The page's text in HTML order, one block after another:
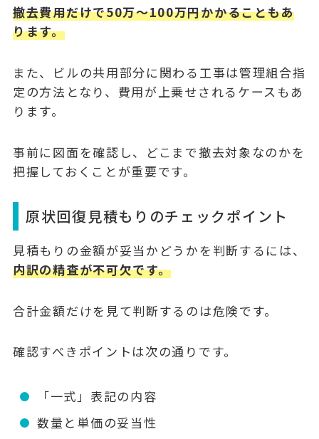
撤去費用だけで50万〜100万円かかることもあ
ります。
また、ビルの共用部分に関わる工事は管理組合指
定の方法となり、費用が上乗せされるケースもあ
ります。
事前に図面を確認し、どこまで撤去対象なのかを
把握しておくことが重要です。
原状回復見積もりのチェックポイント
見積もりの金額が妥当かどうかを判断するには、
内訳の精査が不可欠です。
合計金額だけを見て判断するのは危険です。
確認すべきポイントは次の通りです。
「一式」表記の内容
数量と単価の妥当性